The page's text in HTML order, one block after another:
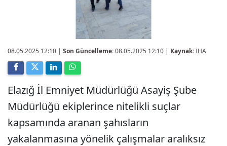
08.05.2025 12:10 | Son Güncelleme:08.05.2025 12:10 | Kaynak:İHA
Elazığ İl Emniyet Müdürlüğü Asayiş Şube
Müdürlüğü ekiplerince nitelikli suçlar
kapsamında aranan şahısların
yakalanmasına yönelik çalışmalar aralıksız